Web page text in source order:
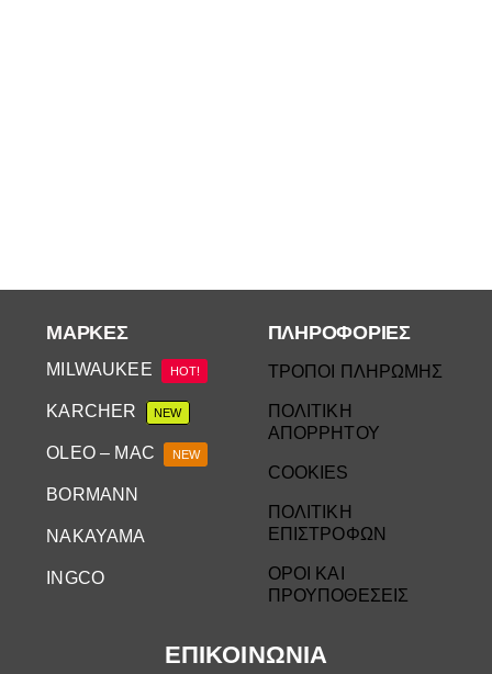
ΕΠΙΚΟΙΝΩΝΙΑ
ΜΆΡΚΕΣ
MILWAUKEE HOT!
KARCHER NEW
OLEO – MAC NEW
BORMANN
NAKAYAMA
INGCO
ΠΛΗΡΟΦΟΡΙΕΣ
ΤΡΟΠΟΙ ΠΛΗΡΩΜΗΣ
ΠΟΛΙΤΙΚΗ
ΑΠΟΡΡΗΤΟΥ
COOKIES
ΠΟΛΙΤΙΚΗ
ΕΠΙΣΤΡΟΦΩΝ
ΟΡΟΙ ΚΑΙ
ΠΡΟΥΠΟΘΕΣΕΙΣ